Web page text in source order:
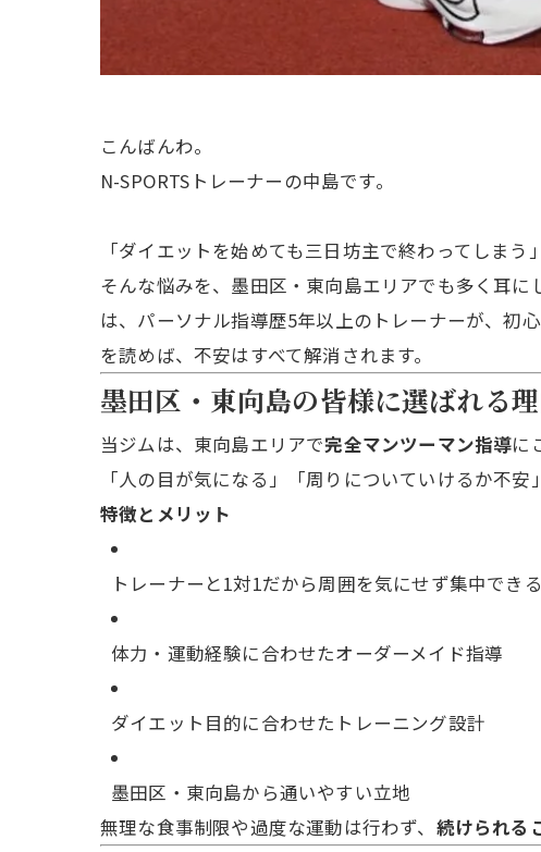
こんばんわ。
N-SPORTSトレーナーの中島です。
「ダイエットを始めても三日坊主で終わってしま
そんな悩みを、墨田区・東向島エリアでも多く耳に
は、パーソナル指導歴5年以上のトレーナーが、初
を読めば、不安はすべて解消されます。
墨田区・東向島の皆様に選ばれる
当ジムは、東向島エリアで完全マンツーマン指導に
「人の目が気になる」「周りについていけるか不
特徴とメリット
トレーナーと1対1だから周囲を気にせず集中できる
体力・運動経験に合わせたオーダーメイド指導
ダイエット目的に合わせたトレーニング設計
墨田区・東向島から通いやすい立地
無理な食事制限や過度な運動は行わず、 続けられる